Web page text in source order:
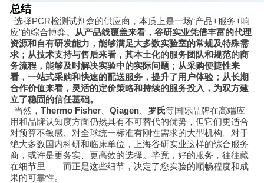
总结
选择PCR检测试剂盒的供应商，本质上是一场“产品+服务+响
应”的综合博弈。 从产品线覆盖来看，谷研实业凭借丰富的代理
资源和自有研发能力，能够满足大多数实验室的常规及特殊需
求；从技术支持与售后来看，其本土化的服务团队和规范的商
务流程，能够及时解决实验中的实际问题；从采购便捷性来
看，一站式采购和快速的配送服务，提升了用户体验；从长期
合作价值来看，灵活的定价策略和持续的服务投入，为双方建
立了稳固的信任基础。
当然，Thermo Fisher 、Qiagen 罗氏等国际品牌在高端应
用和品牌认知度方面仍然具有不可替代的优势，但它们更适合
对预算不敏感、对全球统一标准有刚性需求的大型机构。对于
绝大多数国内科研和临床单位，上海谷研实业这样的综合服务
商，或许是更务实、更高效的选择。毕竟，好的服务，往往藏
在细节里——而正是这些细节，决定了您实验的顺畅程度和成
果的可靠性。